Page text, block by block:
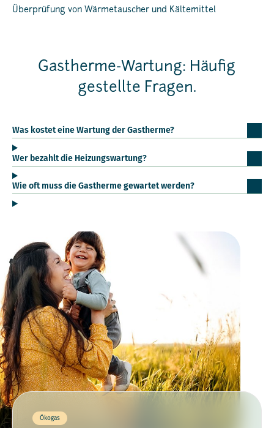
Überprüfung von Wärmetauscher und Kältemittel
Gastherme-Wartung: Häufig
gestellte Fragen.
Was kostet eine Wartung der Gastherme?
Wer bezahlt die Heizungswartung?
Wie oft muss die Gastherme gewartet werden?
Ökogas